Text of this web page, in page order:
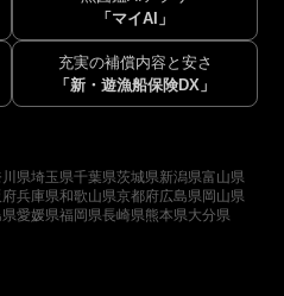
「マイAI」
充実の補償内容と安さ
「新・遊漁船保険DX」
県埼玉県千葉県茨城県新潟県富山県
府兵庫県和歌山県京都府広島県岡山県
愛媛県福岡県長崎県熊本県大分県